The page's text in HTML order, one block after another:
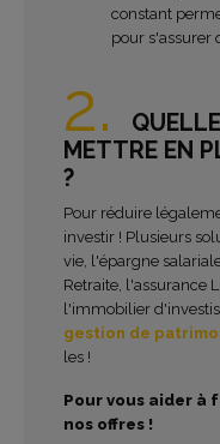
constant
pour s'assurer
2.
METTRE EN
?
Pour réduire
investir ! Plusieurs
vie, l'épargne
Retraite, l'assurance
l'immobilier
gestion de
les !
Pour vous aider à
nos offres !